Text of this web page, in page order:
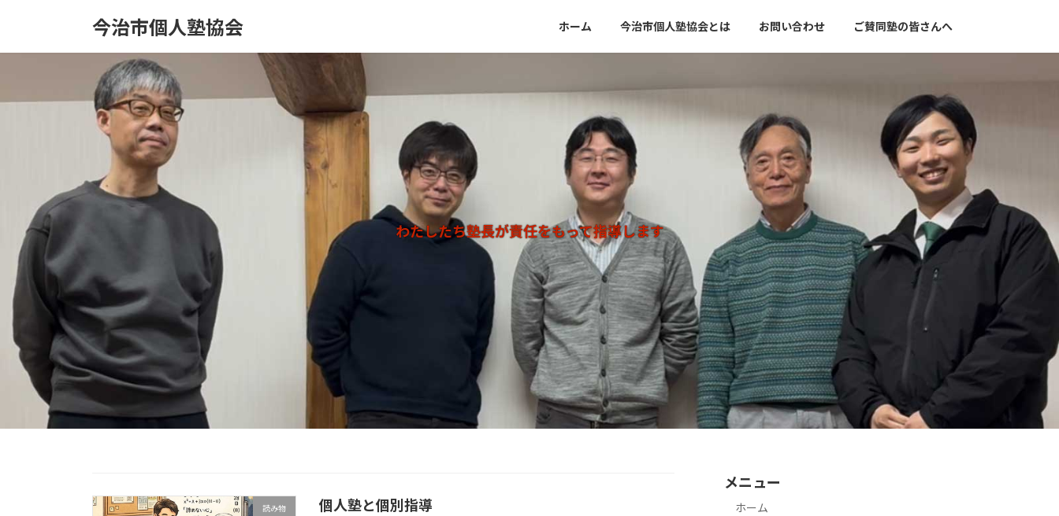
へ
ョ
今治市個人塾協会 ホーム 今治市個人塾協会とは お問い合わせ ご賛同塾の皆さんへ
わたしたち塾長が責任をもって指導します
読み物 個人塾と個別指導
メニュー
ホーム